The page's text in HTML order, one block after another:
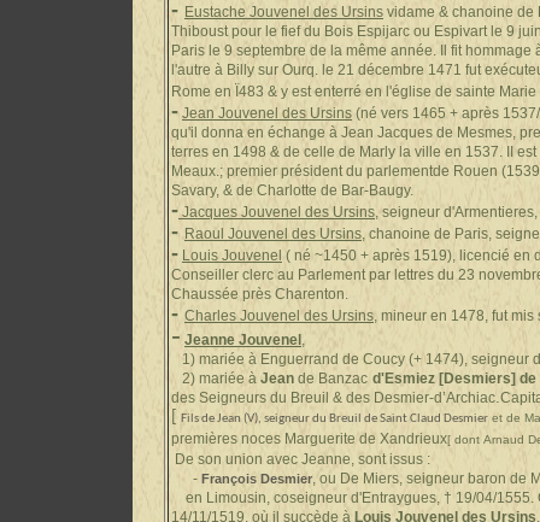
- Eustache Jouvenel des Ursins vidame & chanoine de
Thiboust pour le fief du Bois Espijarc ou Espivart le 9
Paris le 9 septembre de la même année. Il fit
l'autre à Billy sur Ourq. le 21 décembre 1471 fut
Rome en Ï483 & y est enterré en l'église de sainte
- Jean Jouvenel des Ursins (né vers 1465 + après
qu'il donna en échange à Jean Jacques de Mesmes,
terres en 1498 & de celle de Marly la ville en 1537. II
Meaux.; premier président du parlementde Rouen
Savary, & de Charlotte de Bar-Baugy.
- Jacques Jouvenel des Ursins, seigneur
- Raoul Jouvenel des Ursins, chanoine de Paris,
- Louis Jouvenel ( né ~1450 + après 1519), licencié en
Conseiller clerc au Parlement par lettres du 23
Chaussée près Charenton.
- Charles Jouvenel des Ursins, mineur en 1478, fut
- Jeanne Jouvenel ,
1) mariée à Enguerrand de Coucy (+ 1474), seigneur
2) mariée à Jean de Banzac d'Esmiez [Desmiers] de
des Seigneurs du Breuil & des Desmier-d’Archiac.
Fils de Jean (V), seigneur du Breuil de Saint Claud Desmier et de
premières noces Marguerite de Xandrieux[ dont Arnaud
De son union avec Jeanne, sont issus :
- François Desmier, ou De Miers, seigneur baron
en Limousin, coseigneur d'Entraygues, † 19/04/1555.
14/11/1519, où il succède à Louis Jouvenel des Ursins